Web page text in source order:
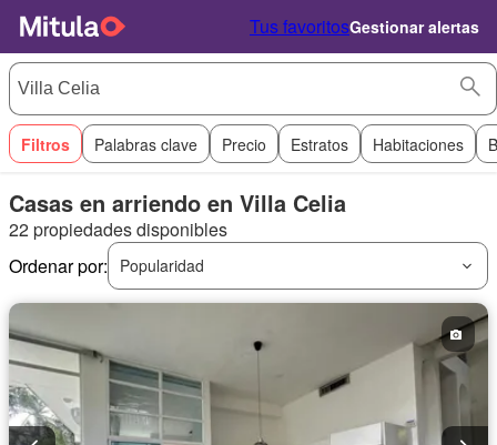
Tus favoritosGestionar alertas
Filtros Palabras clave Precio Estratos Habitaciones
Casas en arriendo en Villa Celia
22 propiedades disponibles
Ordenar por:
Popularidad